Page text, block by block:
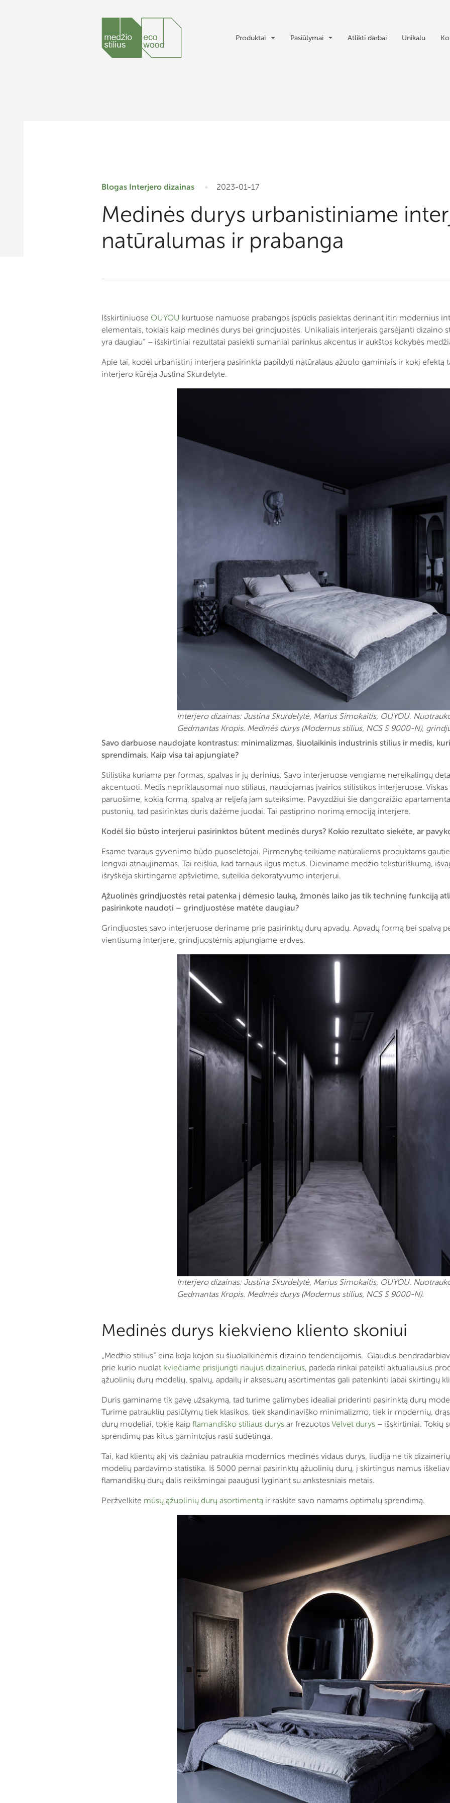
Produktai Pasiūlymai Atlikti darbai Unikalu
Blogas Interjero dizainas 2023-01-17
Medinės durys urbanistiniame
natūralumas ir prabanga
Išskirtiniuose OUYOU kurtuose namuose prabangos įspūdis pasiektas derinant itin modernius
elementais, tokiais kaip medinės durys bei grindjuostės. Unikaliais interjerais garsėjanti dizaino
yra daugiau“ – išskirtiniai rezultatai pasiekti sumaniai parinkus akcentus ir aukštos kokybės
Apie tai, kodėl urbanistinį interjerą pasirinkta papildyti natūralaus ąžuolo gaminiais ir kokį efektą
interjero kūrėja Justina Skurdelyte.
Interjero dizainas: Justina Skurdelytė, Marius Simokaitis, OUYOU.
Gedmantas Kropis. Medinės durys (Modernus stilius, NCS S 9000-N),
Savo darbuose naudojate kontrastus: minimalizmas, šiuolaikinis industrinis stilius ir medis,
sprendimais. Kaip visa tai apjungiate?
Stilistika kuriama per formas, spalvas ir jų derinius. Savo interjeruose vengiame nereikalingų
akcentuoti. Medis nepriklausomai nuo stiliaus, naudojamas įvairios stilistikos interjeruose.
paruošime, kokią formą, spalvą ar reljefą jam suteiksime. Pavyzdžiui šie dangoraižio
pustonių, tad pasirinktas duris dažėme juodai. Tai pastiprino norimą emociją interjere.
Kodėl šio būsto interjerui pasirinktos būtent medinės durys? Kokio rezultato siekėte, ar
Esame tvaraus gyvenimo būdo puoselėtojai. Pirmenybę teikiame natūraliems produktams
lengvai atnaujinamas. Tai reiškia, kad tarnaus ilgus metus. Dieviname medžio tekstūriškumą,
išryškėja skirtingame apšvietime, suteikia dekoratyvumo interjerui.
Ąžuolinės grindjuostės retai patenka į dėmesio lauką, žmonės laiko jas tik techninę funkciją
pasirinkote naudoti – grindjuostėse matėte daugiau?
Grindjuostes savo interjeruose deriname prie pasirinktų durų apvadų. Apvadų formą bei spalvą
vientisumą interjere, grindjuostėmis apjungiame erdves.
Interjero dizainas: Justina Skurdelytė, Marius Simokaitis, OUYOU.
Gedmantas Kropis. Medinės durys (Modernus stilius, NCS S 9000-N).
Medinės durys kiekvieno kliento skoniui
„Medžio stilius“ eina koja kojon su šiuolaikinėmis dizaino tendencijomis. Glaudus
prie kurio nuolat kviečiame prisijungti naujus dizainerius, padeda rinkai pateikti aktualiausius
ąžuolinių durų modelių, spalvų, apdailų ir aksesuarų asortimentas gali patenkinti labai skirtingų
Duris gaminame tik gavę užsakymą, tad turime galimybes idealiai priderinti pasirinktą durų
Turime patrauklių pasiūlymų tiek klasikos, tiek skandinaviško minimalizmo, tiek ir modernių,
durų modeliai, tokie kaip flamandiško stiliaus durys ar frezuotosVelvet durys – išskirtiniai. Tokių
sprendimų pas kitus gamintojus rasti sudėtinga.
Tai, kad klientų akį vis dažniau patraukia modernios medinės vidaus durys, liudija ne tik
modelių pardavimo statistika. Iš 5000 pernai pasirinktų ąžuolinių durų, į skirtingus namus
flamandiškų durų dalis reikšmingai paaugusi lyginant su ankstesniais metais.
Peržvelkite mūsų ąžuolinių durų asortimentą ir raskite savo namams optimalų sprendimą.